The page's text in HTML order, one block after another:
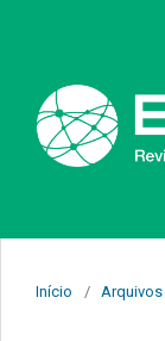
Início / Arquivos